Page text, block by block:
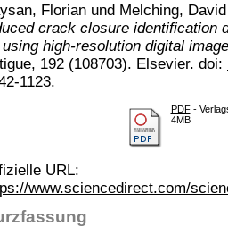
Florian und Melching, David
crack closure identification
high-resolution digital
192 (108703). Elsevier. doi:
1123.
PDF-
4MB
URL:
www.sciencedirect.com/